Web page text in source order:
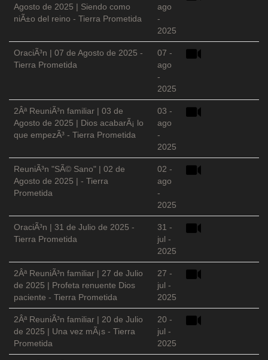
Agosto de 2025 | Siendo como
niÃ±o del reino - Tierra Prometida
ago
-
2025
OraciÃ³n | 07 de Agosto de 2025 -
Tierra Prometida
07 -
ago
-
2025
2Âª ReuniÃ³n familiar | 03 de
Agosto de 2025 | Dios acabarÃ¡ lo
que empezÃ³ - Tierra Prometida
03 -
ago
-
2025
ReuniÃ³n "SÃ© Sano" | 02 de
Agosto de 2025 | - Tierra
Prometida
02 -
ago
-
2025
OraciÃ³n | 31 de Julio de 2025 -
Tierra Prometida
31 -
jul -
2025
2Âª ReuniÃ³n familiar | 27 de Julio
de 2025 | Profeta renuente Dios
paciente - Tierra Prometida
27 -
jul -
2025
2Âª ReuniÃ³n familiar | 20 de Julio
de 2025 | Una vez mÃ¡s - Tierra
Prometida
20 -
jul -
2025